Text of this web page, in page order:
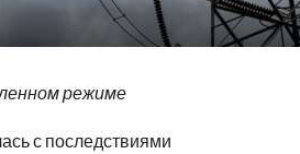
режиме
с последствиями